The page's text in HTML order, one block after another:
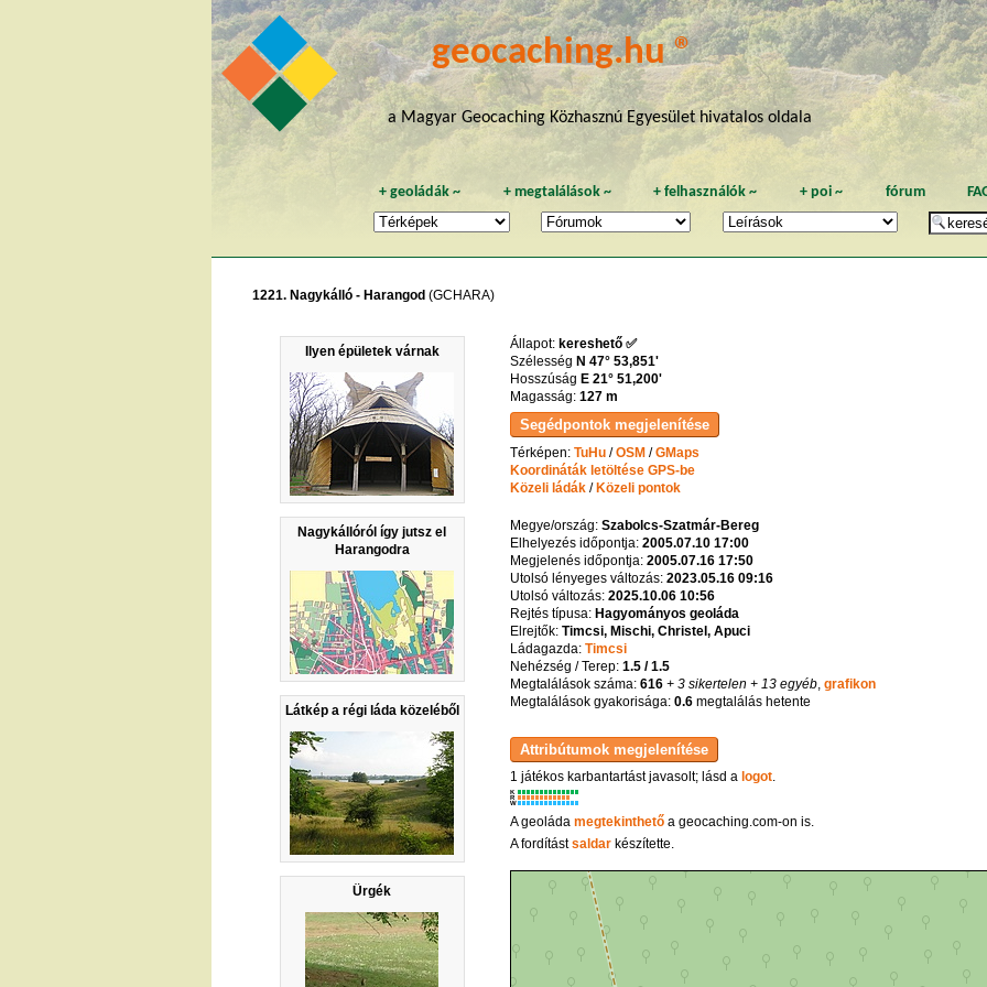
geocaching.hu ®
a Magyar Geocaching Közhasznú Egyesület hivatalos oldala
+geoládák ~ + megtalálások~ +felhasználók ~ + poi~ fórum
1221. Nagykálló - Harangod (GCHARA)
Ilyen épületek várnak
Nagykállóról így jutsz el
Harangodra
Látkép a régi láda közeléből
Ürgék
Állapot: kereshető ✅
Szélesség N 47° 53,851'
Hosszúság E 21° 51,200'
Magasság: 127 m
Térképen: TuHu/OSM /GMaps
Koordináták letöltése GPS-be
Közeli ládák/ Közeli pontok
Megye/ország: Szabolcs-Szatmár-Bereg
Elhelyezés időpontja: 2005.07.10 17:00
Megjelenés időpontja: 2005.07.16 17:50
Utolsó lényeges változás: 2023.05.16 09:16
Utolsó változás: 2025.10.06 10:56
Rejtés típusa: Hagyományos geoláda
Elrejtők: Timcsi, Mischi, Christel, Apuci
Ládagazda: Timcsi
Nehézség / Terep: 1.5 / 1.5
Megtalálások száma: 616+ 3 sikertelen + 13 egyéb, grafikon
Megtalálások gyakorisága: 0.6megtalálás hetente
1 játékos karbantartást javasolt; lásd a logot.
K
R
W
A geoláda megtekinthetőa geocaching.com-on is.
A fordítástsaldarkészítette.